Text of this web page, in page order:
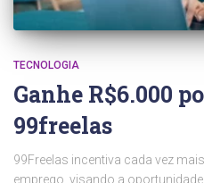
TECNOLOGIA
Ganhe R$6.000
99freelas
99Freelas incentiva cada vez
emprego, visando a